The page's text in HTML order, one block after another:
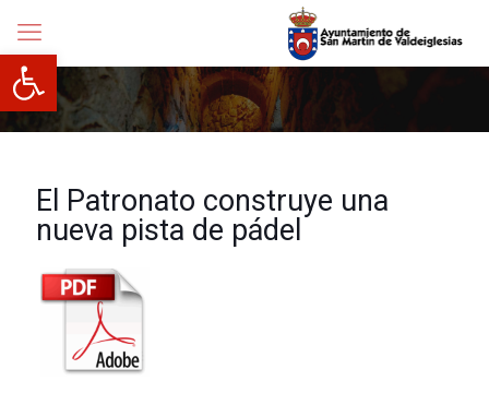
Abrir barra de herramientas
El Patronato construye una
nueva pista de pádel